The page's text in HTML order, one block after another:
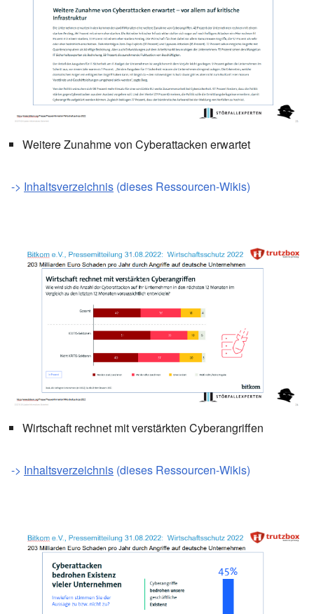
Weitere Zunahme von Cyberattacken erwartet
-> Inhaltsverzeichnis (dieses Ressourcen-Wikis)
Wirtschaft rechnet mit verstärkten Cyberangriffen
-> Inhaltsverzeichnis (dieses Ressourcen-Wikis)